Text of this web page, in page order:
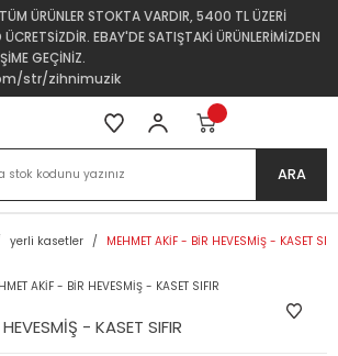
ÜRÜNLER STOKTA VARDIR, 5400 TL ÜZERİ
ÜCRETSİZDİR. EBAY'DE SATIŞTAKİ ÜRÜNLERİMİZDEN
GEÇİNİZ.
str/zihnimuzik
ARA
yerli kasetler MEHMET AKİF - BİR HEVESMİŞ - KASET
- KASET SIFIR